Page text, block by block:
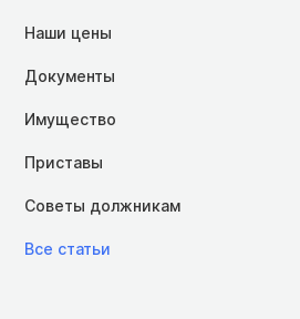
Наши цены
Документы
Имущество
Приставы
Советы должникам
Все статьи